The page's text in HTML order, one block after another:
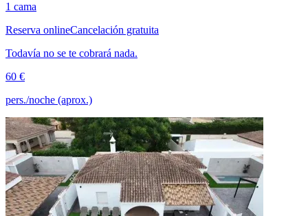
1 cama
Reserva onlineCancelación gratuita
Todavía no se te cobrará nada.
60 €
pers./noche (aprox.)